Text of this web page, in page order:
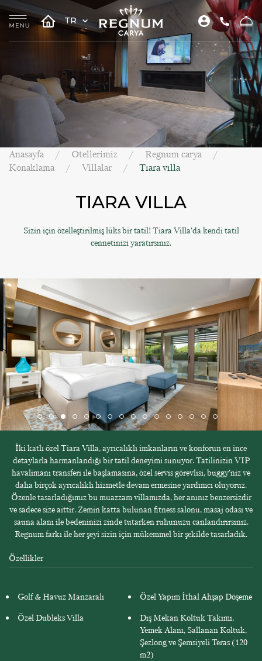
TR
Anasayfa Otellerimiz
Regnum carya
Konaklama
Villalar Tıara vılla
TIARA VILLA
Sizin için özelleştirilmiş lüks bir tatil! Tiara Villa’da kendi tatil
cennetinizi yaratırsınız.
İki katlı özel Tiara Villa, ayrıcalıklı imkanların ve konforun en ince
detaylarla harmanlandığı bir tatil deneyimi sunuyor. Tatilinizin VIP
havalimanı transferi ile başlamasına, özel servis görevlisi, buggy’niz ve
daha birçok ayrıcalıklı hizmetle devam ermesine yardımcı oluyoruz.
Özenle tasarladığımız bu muazzam villamızda, her anınız benzersizdir
ve sadece size aittir. Zemin katta bulunan fitness salonu, masaj odası ve
sauna alanı ile bedeninizi zinde tutarken ruhunuzu canlandırırsınız.
Regnum farkı ile her şeyi sizin için mükemmel bir şekilde tasarladık.
Özellikler
Golf & Havuz Manzaralı
Özel Yapım İthal Ahşap Döşeme
Özel Dubleks Villa
Dış Mekan Koltuk Takımı,
Yemek Alanı, Sallanan Koltuk,
Şezlong ve Şemsiyeli Teras (120
m2)